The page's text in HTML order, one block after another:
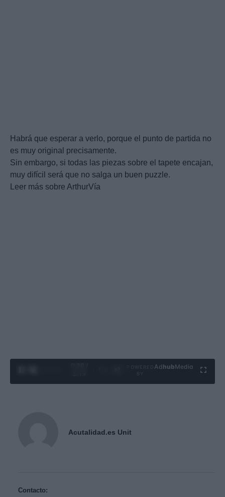
Habrá que esperar a verlo, porque el punto de partida no
es muy original precisamente.
Sin embargo, si todas las piezas sobre el tapete encajan,
muy difícil será que no salga un buen puzzle.
Leer más sobre ArthurVía
Ad hubMedia
Acutalidad.es Unit
Contacto: